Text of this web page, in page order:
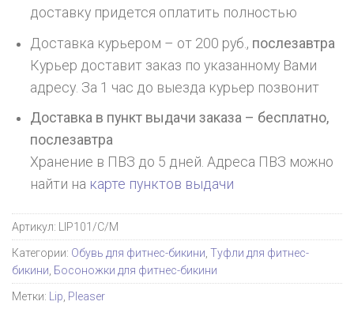
доставку придется оплатить полностью
Доставка курьером – от 200 руб., послезавтра
Курьер доставит заказ по указанному Вами
адресу. За 1 час до выезда курьер позвонит
Доставка в пункт выдачи заказа – бесплатно,
послезавтра
Хранение в ПВЗ до 5 дней. Адреса ПВЗ можно
найти на карте пунктов выдачи
Артикул: LIP101/C/M
Категории: Обувь для фитнес-бикини, Туфли для фитнес-
бикини, Босоножки для фитнес-бикини
Метки: Lip, Pleaser